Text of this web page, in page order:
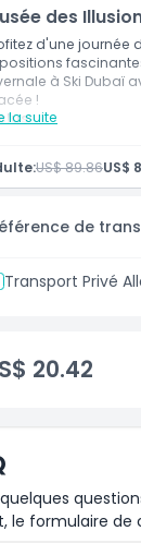
Vuesdes
d'une journée
à Ski Dubaï
!
la suite
aux expositions
Entrée dans la
interactives dans
US$ 89.86US$
de
Transport Privé
20.42
le formulaire de